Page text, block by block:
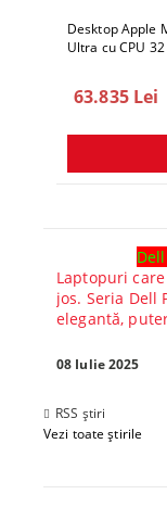
Desktop Apple
Ultra cu CPU
63.835 Lei
Laptopuri
jos. Seria Dell
elegantă,
08 Iulie 2025
RSS știri
Vezi toate știrile